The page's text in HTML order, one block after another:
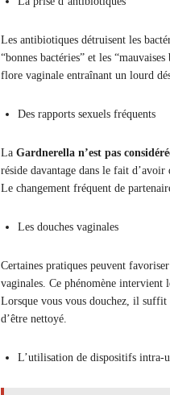
Les antibiotiques détruisent les
“bonnes bactéries” et les
flore vaginale entraînant un lourd
Des rapports sexuels fréquents
La Gardnerella n’est pas
réside davantage dans le fait d’avoir
Le changement fréquent de
Les douches vaginales
Certaines pratiques peuvent
vaginales. Ce phénomène intervient
Lorsque vous vous douchez, il suffit
d’être nettoyé.
L’utilisation de dispositifs intra-